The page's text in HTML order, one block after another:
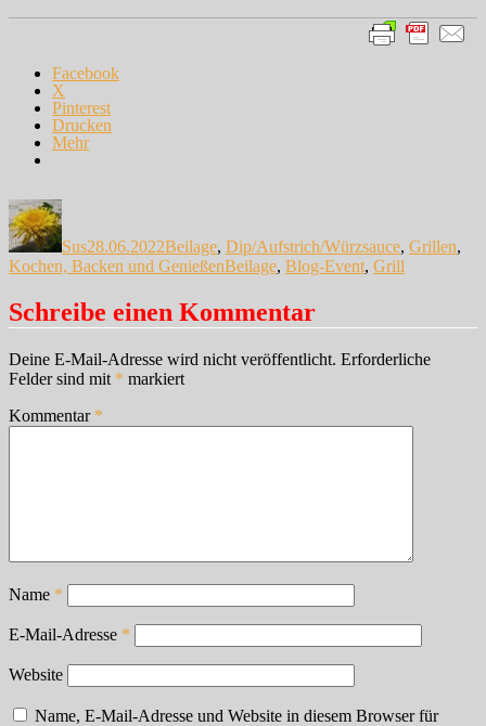
Facebook
X
Pinterest
Drucken
Mehr
Autor
Sus28.06.2022Beilage, Dip/Aufstrich/Würzsauce, Grillen,
Kochen, Backen und GenießenSchlagwörter
Beilage, Blog-Event, Grill
Schreibe einen Kommentar
Deine E-Mail-Adresse wird nicht veröffentlicht. Erforderliche
Felder sind mit * markiert
Kommentar *
Name *
E-Mail-Adresse *
Website
Name, E-Mail-Adresse und Website in diesem Browser für